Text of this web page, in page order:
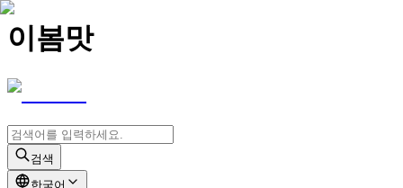
이봄맛
검색
한국어